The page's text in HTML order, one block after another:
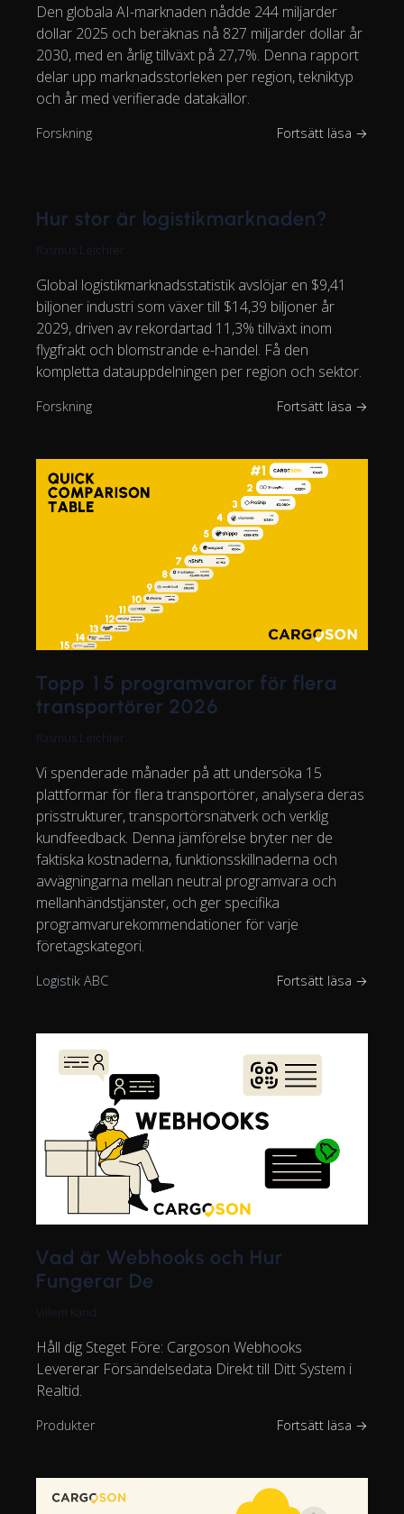
Den globala AI-marknaden nådde 244 miljarder
dollar 2025 och beräknas nå 827 miljarder dollar år
2030, med en årlig tillväxt på 27,7%. Denna rapport
delar upp marknadsstorleken per region, tekniktyp
och år med verifierade datakällor.
Forskning Fortsätt läsa →
Hur stor är logistikmarknaden?
Rasmus Leichter
Global logistikmarknadsstatistik avslöjar en $9,41
biljoner industri som växer till $14,39 biljoner år
2029, driven av rekordartad 11,3% tillväxt inom
flygfrakt och blomstrande e-handel. Få den
kompletta datauppdelningen per region och sektor.
Forskning Fortsätt läsa →
Topp 15 programvaror för flera
transportörer 2026
Rasmus Leichter
Vi spenderade månader på att undersöka 15
plattformar för flera transportörer, analysera deras
prisstrukturer, transportörsnätverk och verklig
kundfeedback. Denna jämförelse bryter ner de
faktiska kostnaderna, funktionsskillnaderna och
avvägningarna mellan neutral programvara och
mellanhändstjänster, och ger specifika
programvarurekommendationer för varje
företagskategori.
Logistik ABC Fortsätt läsa →
Vad är Webhooks och Hur
Fungerar De
Villem Känd
Håll dig Steget Före: Cargoson Webhooks
Levererar Försändelsedata Direkt till Ditt System i
Realtid.
Produkter Fortsätt läsa →